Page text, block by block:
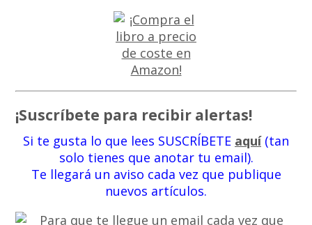
¡Suscríbete para recibir alertas!
Si te gusta lo que lees SUSCRÍBETE aquí(tan
solo tienes que anotar tu email).
Te llegará un aviso cada vez que publique
nuevos artículos.